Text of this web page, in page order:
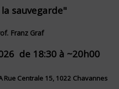
sauvegarde"
Franz Graf
de 18:30 à ~20h00
Rue Centrale 15, 1022 Chavannes